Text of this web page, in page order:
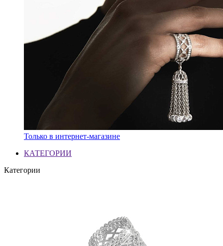
Только в интернет-магазине
КАТЕГОРИИ
Категории